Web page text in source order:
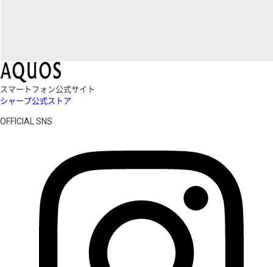
スマートフォン公式サイト
シャープ公式ストア
OFFICIAL SNS